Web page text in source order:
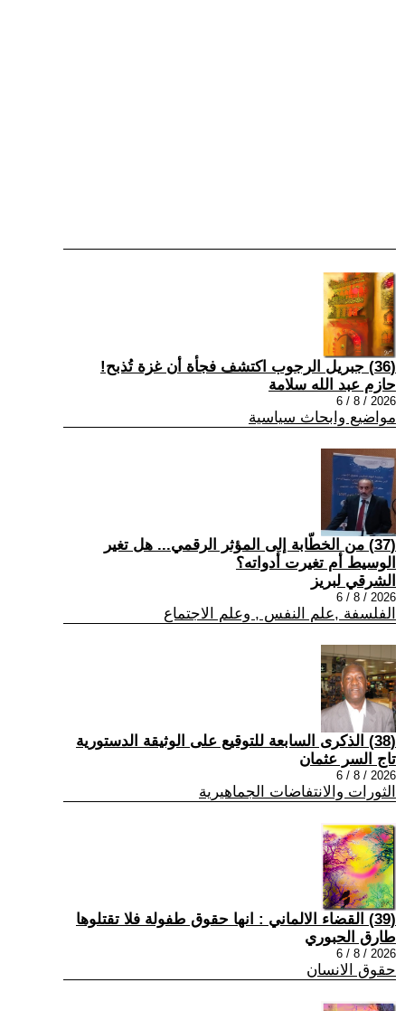
(36) جبريل الرجوب اكتشف فجأة أن غزة تُذبح!
حازم عبد الله سلامة
2026 / 8 / 6
مواضيع وابحاث سياسية
(37) من الخطّابة إلى المؤثر الرقمي... هل تغير
الوسيط أم تغيرت أدواته؟
الشرقي لبريز
2026 / 8 / 6
الفلسفة ,علم النفس , وعلم الاجتماع
(38) الذكرى السابعة للتوقيع على الوثيقة الدستورية
تاج السر عثمان
2026 / 8 / 6
الثورات والانتفاضات الجماهيرية
(39) القضاء الالماني : انها حقوق طفولة فلا تقتلوها
طارق الحبوري
2026 / 8 / 6
حقوق الانسان